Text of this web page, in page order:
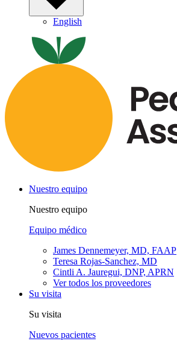
English
Nuestro equipo
Nuestro equipo
Equipo médico
James Dennemeyer, MD, FAAP
Teresa Rojas-Sanchez, MD
Cintli A. Jauregui, DNP, APRN
Ver todos los proveedores
Su visita
Su visita
Nuevos pacientes